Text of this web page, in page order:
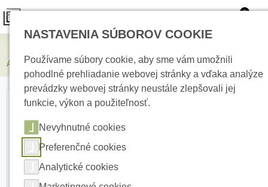
0
AJAX CenterCover (basic) type E White Stredový kryt
NASTAVENIA SÚBOROV COOKIE
Používame súbory cookie, aby sme vám umožnili
pohodlné prehliadanie webovej stránky a vďaka analýze
prevádzky webovej stránky neustále zlepšovali jej
funkcie, výkon a použiteľnosť.
Nevyhnutné cookies
Preferenčné cookies
Analytické cookies